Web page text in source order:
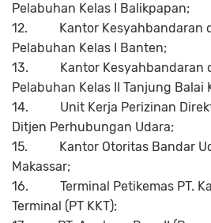
Pelabuhan Kelas I Balikpapan;
12.
Kantor Kesyahbandaran
Pelabuhan Kelas I Banten;
13.
Kantor Kesyahbandaran
Pelabuhan Kelas II Tanjung Balai
14.
Unit Kerja Perizinan
Ditjen Perhubungan Udara;
15.
Kantor Otoritas Bandar
Makassar;
16.
Terminal Petikemas PT.
Terminal (PT KKT);